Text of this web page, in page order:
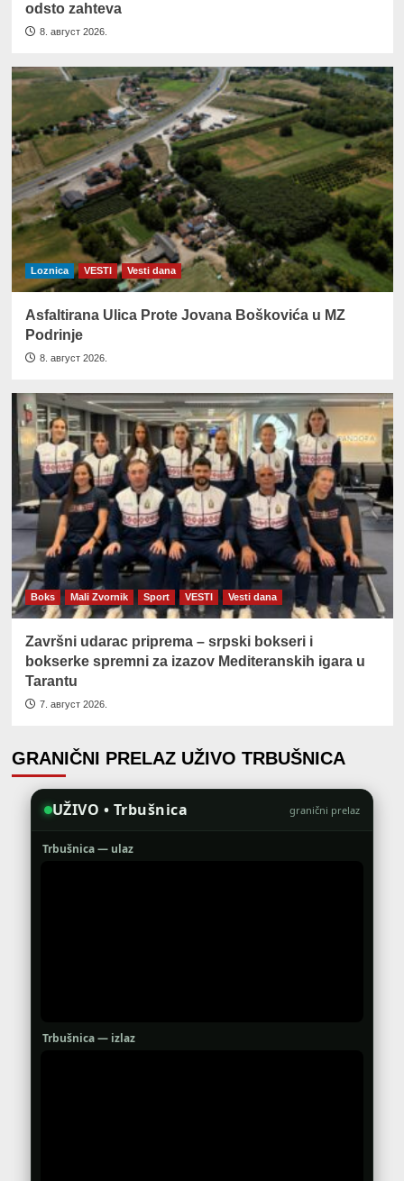
odsto zahteva
8. август 2026.
Loznica VESTI Vesti dana
Asfaltirana Ulica Prote Jovana Boškovića u MZ
Podrinje
8. август 2026.
Boks Mali Zvornik Sport VESTI Vesti dana
Završni udarac priprema – srpski bokseri i
bokserke spremni za izazov Mediteranskih igara u
Tarantu
7. август 2026.
GRANIČNI PRELAZ UŽIVO TRBUŠNICA
UŽIVO • Trbušnica granični prelaz
Trbušnica — ulaz
Trbušnica — izlaz